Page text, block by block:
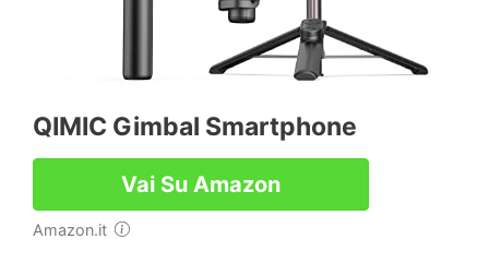
QIMIC Gimbal Smartphone
Vai Su Amazon
Amazon.it